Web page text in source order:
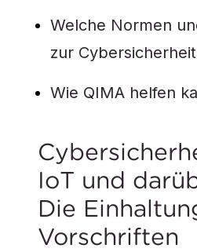
Welche Normen
zur
Wie QIMA helfen
IoT und
Die
Vorschriften